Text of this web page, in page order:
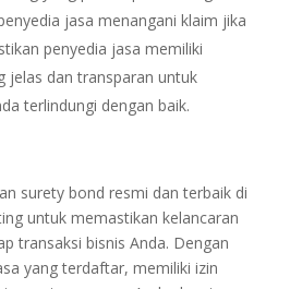
jasa menangani klaim jika
penyedia jasa memiliki
jelas dan transparan untuk
terlindungi dengan baik.
surety bond resmi dan terbaik di
untuk memastikan kelancaran
transaksi bisnis Anda. Dengan
yang terdaftar, memiliki izin